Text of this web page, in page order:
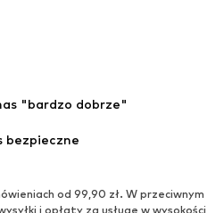
"bardzo dobrze"
bezpieczne
od 99,90 zł. W przeciwnym
i opłaty za usługę w wysokości